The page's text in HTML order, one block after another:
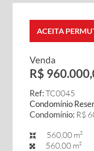
ACEITA
Venda
R$
Ref:TC0045
Condomínio
Condomínio: R$
560,00 m²
560,00 m²